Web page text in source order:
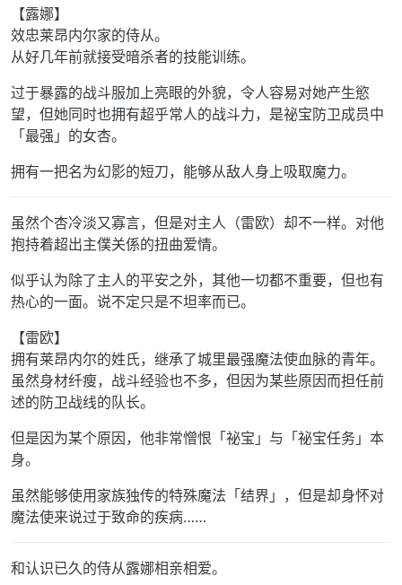
【露娜】
效忠莱昂内尔家的侍从。
从好几年前就接受暗杀者的技能训练。
过于暴露的战斗服加上亮眼的外貌，令人容易对她产生慾
望，但她同时也拥有超乎常人的战斗力，是祕宝防卫成员中
「最强」的女杏。
拥有一把名为幻影的短刀，能够从敌人身上吸取魔力。
虽然个杏冷淡又寡言，但是对主人（雷欧）却不一样。对他
抱持着超出主僕关係的扭曲爱情。
似乎认为除了主人的平安之外，其他一切都不重要，但也有
热心的一面。说不定只是不坦率而已。
【雷欧】
拥有莱昂内尔的姓氏，继承了城里最强魔法使血脉的青年。
虽然身材纤瘦，战斗经验也不多，但因为某些原因而担任前
述的防卫战线的队长。
但是因为某个原因，他非常憎恨「祕宝」与「祕宝任务」本
身。
虽然能够使用家族独传的特殊魔法「结界」，但是却身怀对
魔法使来说过于致命的疾病……
和认识已久的侍从露娜相亲相爱。